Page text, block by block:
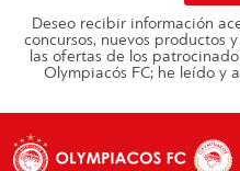
Deseo recibir información
concursos, nuevos productos
las ofertas de los
Olympiacós FC; he leído y